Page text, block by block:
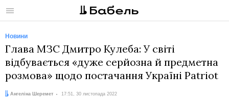
Меню
Новини
Глава МЗС Дмитро Кулеба: У світі
відбувається «дуже серйозна й предметна
розмова» щодо постачання Україні Patriot
Автор:
Ангеліна Шеремет
Дата: 17:51, 30 листопада 2022